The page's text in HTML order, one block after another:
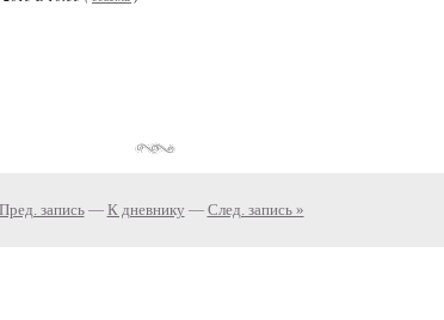
запись— К дневнику — След. запись »